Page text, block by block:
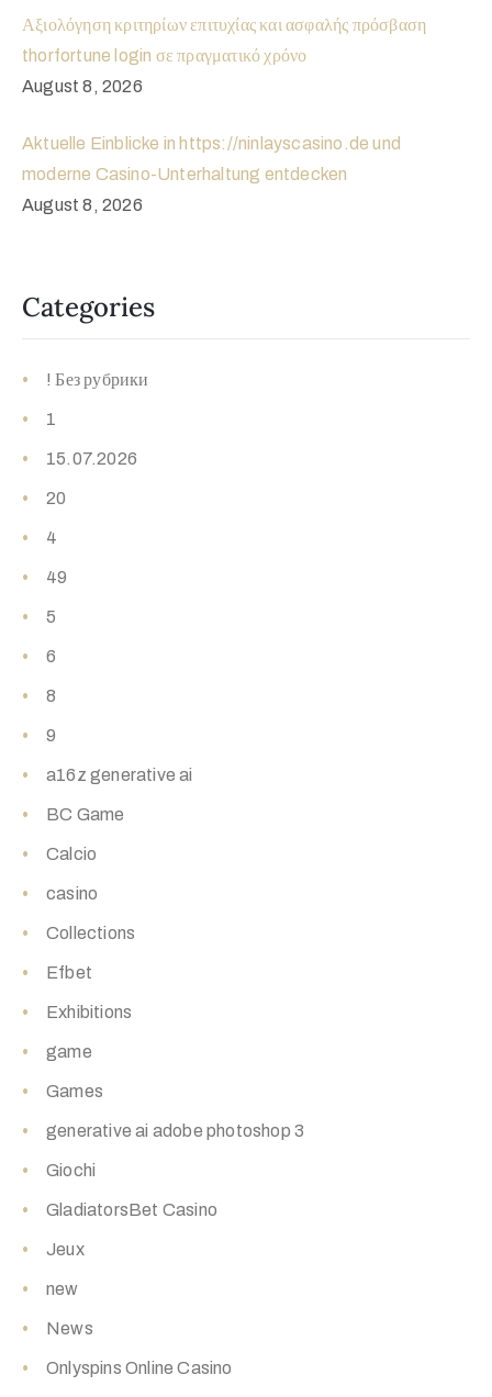
Αξιολόγηση κριτηρίων επιτυχίας και ασφαλής πρόσβαση
thorfortune login σε πραγματικό χρόνο
August 8, 2026
Aktuelle Einblicke in https://ninlayscasino.de und
moderne Casino-Unterhaltung entdecken
August 8, 2026
Categories
! Без рубрики
1
15.07.2026
20
4
49
5
6
8
9
a16z generative ai
BC Game
Calcio
casino
Collections
Efbet
Exhibitions
game
Games
generative ai adobe photoshop 3
Giochi
GladiatorsBet Casino
Jeux
new
News
Onlyspins Online Casino